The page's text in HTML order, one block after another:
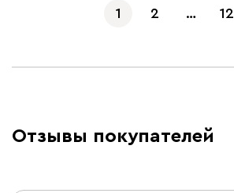
1 2 … 12
Отзывы покупателей